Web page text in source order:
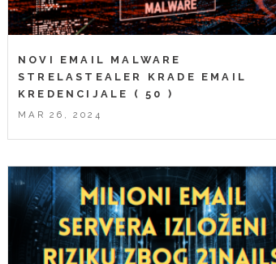
NOVI EMAIL MALWARE
STRELASTEALER KRADE EMAIL
KREDENCIJALE
( 50 )
MAR 26, 2024